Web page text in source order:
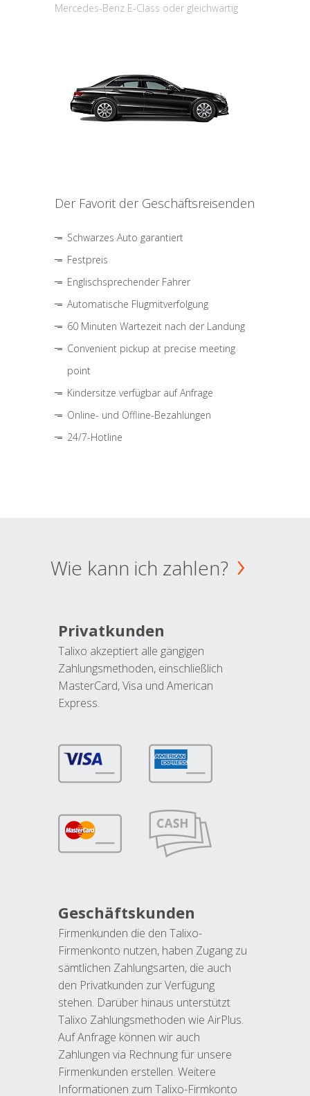
Mercedes-Benz E-Class oder gleichwärtig
Der Favorit der Geschäftsreisenden
Schwarzes Auto garantiert
Festpreis
Englischsprechender Fahrer
Automatische Flugmitverfolgung
60 Minuten Wartezeit nach der Landung
Convenient pickup at precise meeting
point
Kindersitze verfügbar auf Anfrage
Online- und Offline-Bezahlungen
24/7-Hotline
Wie kann ich zahlen?
Privatkunden
Talixo akzeptiert alle gängigen
Zahlungsmethoden, einschließlich
MasterCard, Visa und American
Express.
Geschäftskunden
Firmenkunden die den Talixo-
Firmenkonto nutzen, haben Zugang zu
sämtlichen Zahlungsarten, die auch
den Privatkunden zur Verfügung
stehen. Darüber hinaus unterstützt
Talixo Zahlungsmethoden wie AirPlus.
Auf Anfrage können wir auch
Zahlungen via Rechnung für unsere
Firmenkunden erstellen. Weitere
Informationen zum Talixo-Firmkonto